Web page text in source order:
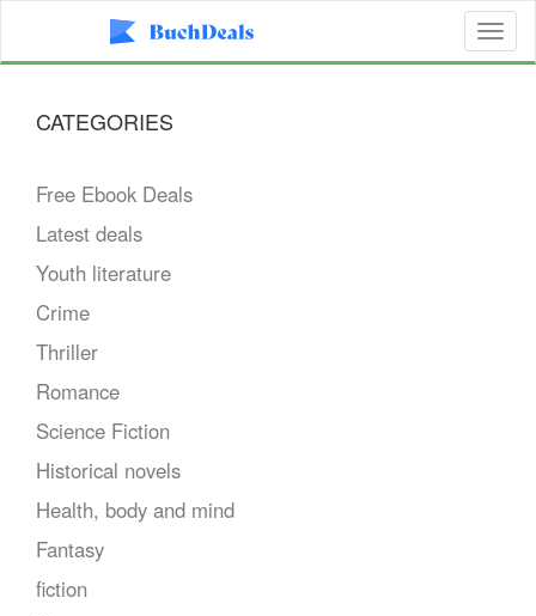
CATEGORIES
Free Ebook Deals
Latest deals
Youth literature
Crime
Thriller
Romance
Science Fiction
Historical novels
Health, body and mind
Fantasy
fiction